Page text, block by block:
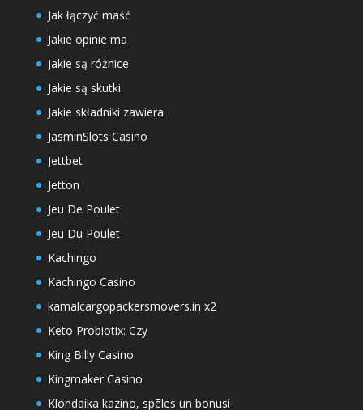
Jak łączyć maść
Jakie opinie ma
Jakie są różnice
Jakie są skutki
Jakie składniki zawiera
JasminSlots Casino
Jettbet
Jetton
Jeu De Poulet
Jeu Du Poulet
Kachingo
Kachingo Casino
kamalcargopackersmovers.in x2
Keto Probiotix: Czy
King Billy Casino
Kingmaker Casino
Klondaika kazino, spēles un bonusi